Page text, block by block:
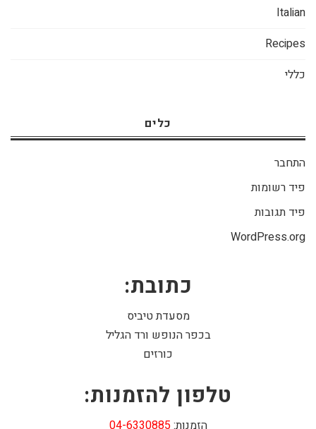
Italian
Recipes
כללי
כלים
התחבר
פיד רשומות
פיד תגובות
WordPress.org
כתובת:
מסעדת טיביס
בכפר הנופש ורד הגליל
כורזים
טלפון להזמנות:
הזמנות:04-6330885